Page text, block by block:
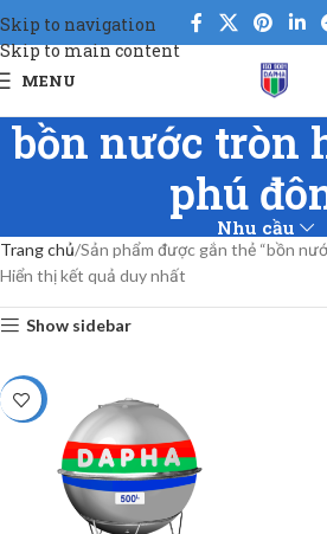
Skip to navigation
Skip to main content
MENU
bồn nước tròn
phú
Nhu cầu
Trang chủ Sản phẩm được gắn thẻ “bồn
Hiển thị kết quả duy nhất
Show sidebar
-38%